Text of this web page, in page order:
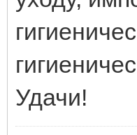
Удачи!